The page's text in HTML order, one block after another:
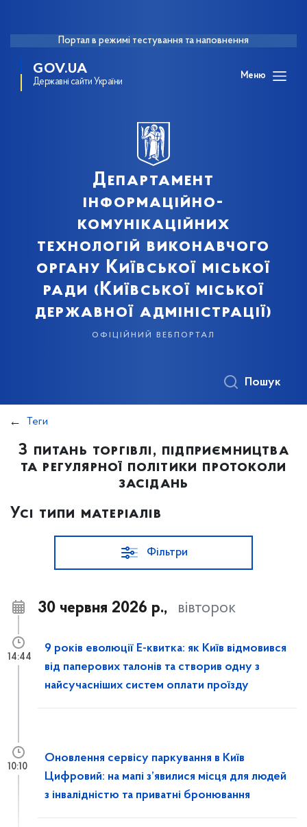
Портал в режимі тестування та наповнення
GOV.UA
Державні сайти України
Меню
Департамент
інформаційно-
комунікаційних
технологій виконавчого
органу Київської міської
ради (Київської міської
державної адміністрації)
офіційний вебпортал
Пошук
Теги
З питань торгівлі, підприємництва
та регулярної політики протоколи
засідань
Усі типи матеріалів
Фільтри
30 червня 2026 р., вівторок
9 років еволюції Е-квитка: як Київ відмовився
від паперових талонів та створив одну з
найсучасніших систем оплати проїзду
14:44
Оновлення сервісу паркування в Київ
Цифровий: на мапі з’явилися місця для людей
з інвалідністю та приватні бронювання
10:10